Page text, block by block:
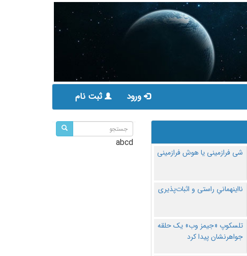
ورود ثبت نام
شی فرازمینی یا هوش فرازمینی
نااینهمانیِ راستی و اثبات‌پذیری
تلسکوپ «جیمز وب» یک حلقه
جواهرنشان پیدا کرد
abcd